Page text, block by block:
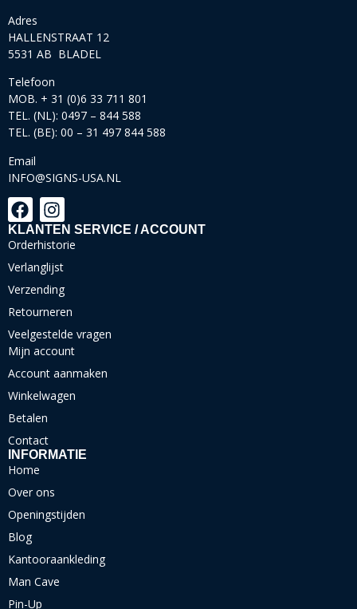
Adres
HALLENSTRAAT 12
5531 AB BLADEL
Telefoon
MOB. + 31 (0)6 33 711 801
TEL. (NL): 0497 – 844 588
TEL. (BE): 00 – 31 497 844 588
Email
INFO@SIGNS-USA.NL
KLANTEN SERVICE / ACCOUNT
Orderhistorie
Verlanglijst
Verzending
Retourneren
Veelgestelde vragen
Mijn account
Account aanmaken
Winkelwagen
Betalen
Contact
INFORMATIE
Home
Over ons
Openingstijden
Blog
Kantooraankleding
Man Cave
Pin-Up